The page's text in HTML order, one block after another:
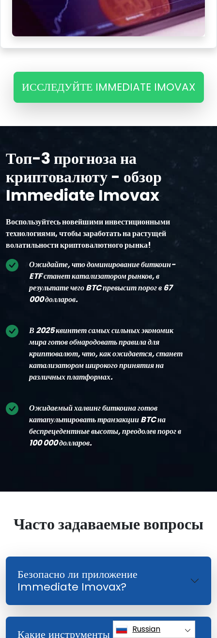
ИССЛЕДУЙТЕ IMMEDIATE IMOVAX
Топ-3 прогноза на
криптовалюту - обзор
Immediate Imovax
Воспользуйтесь новейшими инвестиционными
технологиями, чтобы заработать на растущей
волатильности криптовалютного рынка!
Ожидайте, что доминирование биткоин-
ETF станет катализатором рынков, в
результате чего BTC превысит порог в 67
000 долларов.
В 2025 квинтет самых сильных экономик
мира готов обнародовать правила для
криптовалют, что, как ожидается, станет
катализатором широкого принятия на
различных платформах.
Ожидаемый халвинг биткоина готов
катапультировать транзакции BTC на
беспрецедентные высоты, преодолев порог в
100 000 долларов.
Часто задаваемые вопросы
Безопасно ли приложение
Immediate Imovax?
Какие инструменты предлагает
Russian